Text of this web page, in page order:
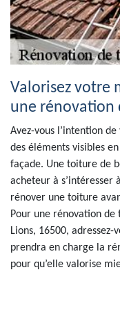
Valorisez votre
une rénovation
Avez-vous l’intention
des éléments visibles
façade. Une toiture de
acheteur à
rénover une toiture
Pour une rénovation de
Lions, 16500, adressez-
prendra en charge la
pour qu’elle valorise